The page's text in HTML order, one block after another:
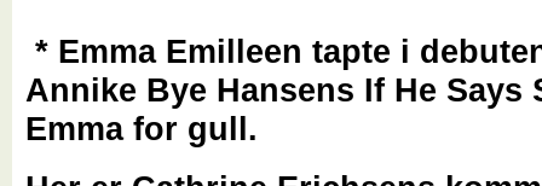
* Emma Emilleen tapte i
Annike Bye Hansens If He Says
Emma for gull.